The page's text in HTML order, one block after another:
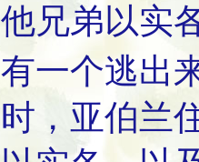
他兄弟以实
有一个逃出
时，亚伯兰